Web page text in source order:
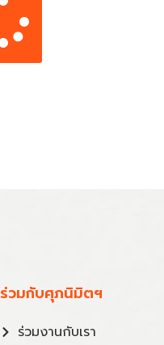
ร่วมกับศุภนิมิตฯ
ร่วมงานกับเรา